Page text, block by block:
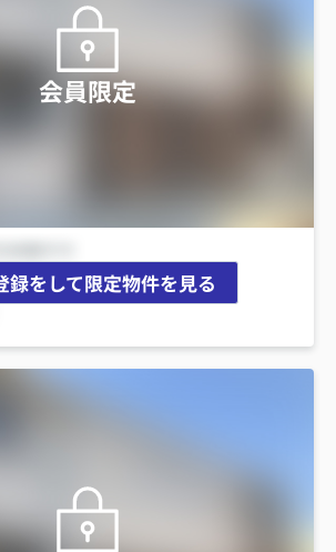
会員限定
録をして限定物件を見る